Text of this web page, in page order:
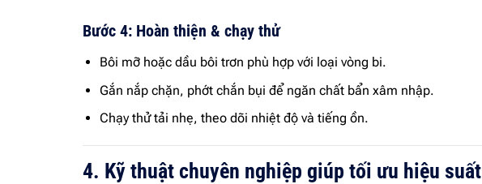
Bước 4: Hoàn thiện & chạy thử
Bôi mỡ hoặc dầu bôi trơn phù hợp với loại vòng bi.
Gắn nắp chặn, phớt chắn bụi để ngăn chất bẩn xâm nhập.
Chạy thử tải nhẹ, theo dõi nhiệt độ và tiếng ồn.
4. Kỹ thuật chuyên nghiệp giúp tối ưu hiệu suất